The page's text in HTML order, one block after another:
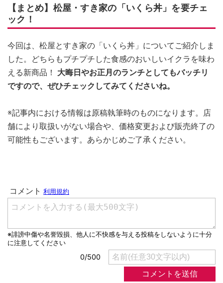
【まとめ】松屋・すき家の「いくら丼」を要チェ
ック！
今回は、松屋とすき家の「いくら丼」についてご紹介しま
した。どちらもプチプチした食感のおいしいイクラを味わ
える新商品！
大晦日やお正月のランチとしてもバッチリ
ですので、ぜひチェックしてみてくださいね。
※記事内における情報は原稿執筆時のものになります。店
舗により取扱いがない場合や、価格変更および販売終了の
可能性もございます。あらかじめご了承ください。